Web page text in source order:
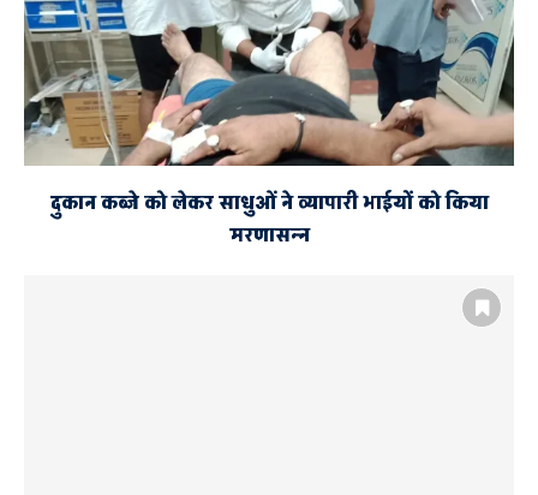
दुकान कब्जे को लेकर साधुओं ने व्यापारी भाईयों को किया
मरणासन्न